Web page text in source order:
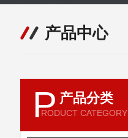
产品中心
P 产品分类
RODUCT CATEGORY